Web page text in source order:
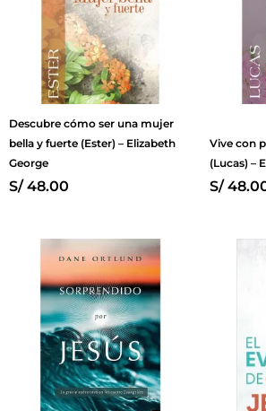
Descubre cómo ser una mujer
bella y fuerte (Ester) – Elizabeth
George
S/48.00
Vive con
(Lucas) –
S/